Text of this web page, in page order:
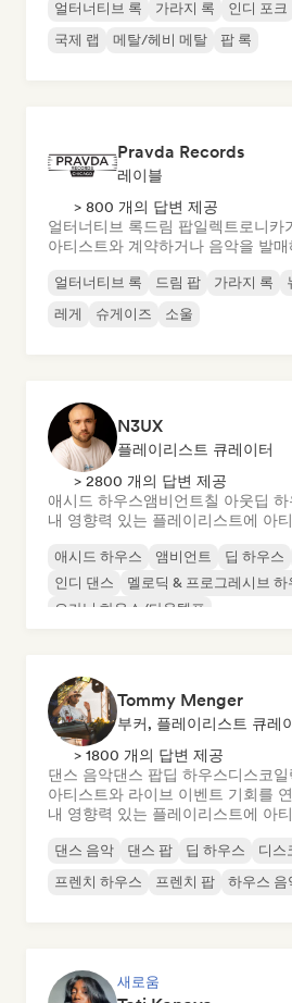
얼터너티브 록 가라지 록 인디 포크
국제 랩
메탈/헤비 메탈 팝 록
Pravda Records
레이블
> 800 개의 답변 제공
얼터너티브 록드림 팝일렉트로니카
아티스트와 계약하거나 음악을 발매
얼터너티브 록 드림 팝 가라지 록
레게
슈게이즈 소울
N3UX
플레이리스트 큐레이터
> 2800 개의 답변 제공
애시드 하우스앰비언트칠 아웃딥 하
내 영향력 있는 플레이리스트에 아
애시드 하우스 앰비언트 딥 하우스
인디 댄스
멜로딕 & 프로그레시브 하
오가닉 하우스/다운템포
Tommy Menger
부커, 플레이리스트 큐레
> 1800 개의 답변 제공
댄스 음악댄스 팝딥 하우스디스코
아티스트와 라이브 이벤트 기회를
내 영향력 있는 플레이리스트에 아
댄스 음악 댄스 팝 딥 하우스 디스
프렌치 하우스
프렌치 팝 하우스 음
새로움